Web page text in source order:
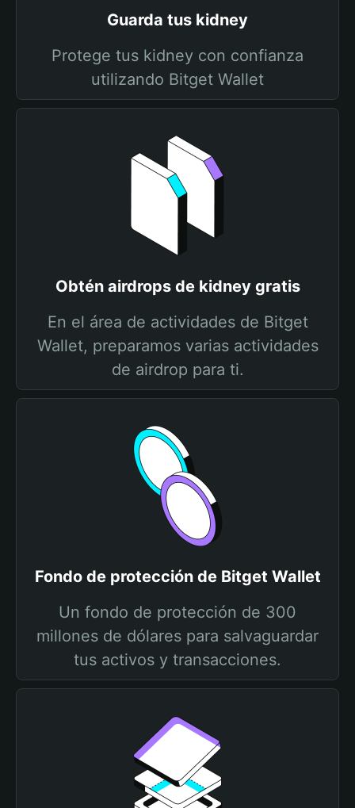
Guarda tus kidney
Protege tus kidney con confianza
utilizando Bitget Wallet
Obtén airdrops de kidney gratis
En el área de actividades de Bitget
Wallet, preparamos varias actividades
de airdrop para ti.
Fondo de protección de Bitget Wallet
Un fondo de protección de 300
millones de dólares para salvaguardar
tus activos y transacciones.